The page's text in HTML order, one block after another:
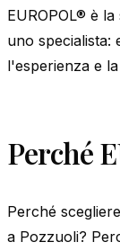
EUROPOL® è
uno specialista:
l'esperienza e
Perché
Perché
a Pozzuoli?